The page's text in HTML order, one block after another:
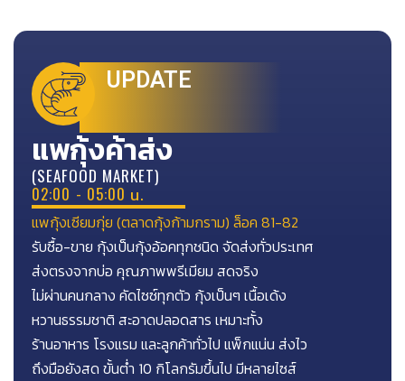
UPDATE
แพกุ้งค้าส่ง
(SEAFOOD MARKET)
02:00 - 05:00 น.
แพกุ้งเซียมกุ่ย (ตลาดกุ้งก้ามกราม) ล็อค 81-82
รับซื้อ-ขาย กุ้งเป็นกุ้งอ้อคทุกชนิด จัดส่งทั่วประเทศ
ส่งตรงจากบ่อ คุณภาพพรีเมียม สดจริง
ไม่ผ่านคนกลาง คัดไซซ์ทุกตัว กุ้งเป็นๆ เนื้อเด้ง
หวานธรรมชาติ สะอาดปลอดสาร เหมาะทั้ง
ร้านอาหาร โรงแรม และลูกค้าทั่วไป แพ็กแน่น ส่งไว
ถึงมือยังสด ขั้นตํ่า 10 กิโลกรัมขึ้นไป มีหลายไซส์